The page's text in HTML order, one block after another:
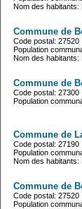
Nom des habitants:
Commune de
Code postal: 27520
Population
Nom des habitants:
Commune de
Code postal: 27300
Population
Commune de
Code postal: 27190
Population
Nom des habitants:
Commune de
Code postal: 27520
Population